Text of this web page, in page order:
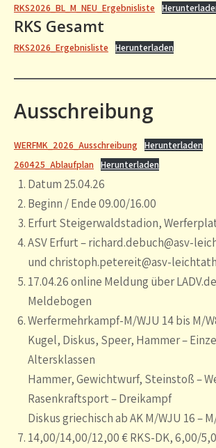
RKS2026_BL_M_NEU_Ergebnisliste
RKS Gesamt
RKS2026_Ergebnisliste Herunterladen
Ausschreibung
WERFMK_2026_Ausschreibung
Herunterladen
260425_Ablaufplan
Herunterladen
Datum 25.04.26
Beginn / Ende 09.00/16.00
Erfurt Steigerwaldstadion,
ASV Erfurt – richard.debuch@asv-
und christoph.petereit@asv-
17.04.26 online Meldung über
Meldebogen
Werfermehrkampf-M/WJU 14 bis M/
Kugel, Diskus, Speer, Hammer –
Altersklassen
Hammer, Gewichtwurf, Steinstoß –
Rasenkraftsport – Dreikampf
Diskus griechisch ab AK M/WJU 16 –
14,00/14,00/12,00 € RKS-DK, 6,00/